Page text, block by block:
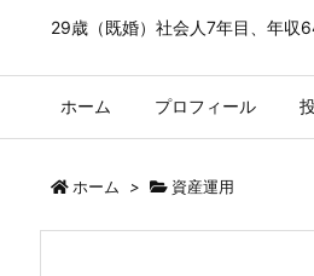
29歳（既婚）社会人7年目、年収
ホーム プロフィール
ホーム > 資産運用